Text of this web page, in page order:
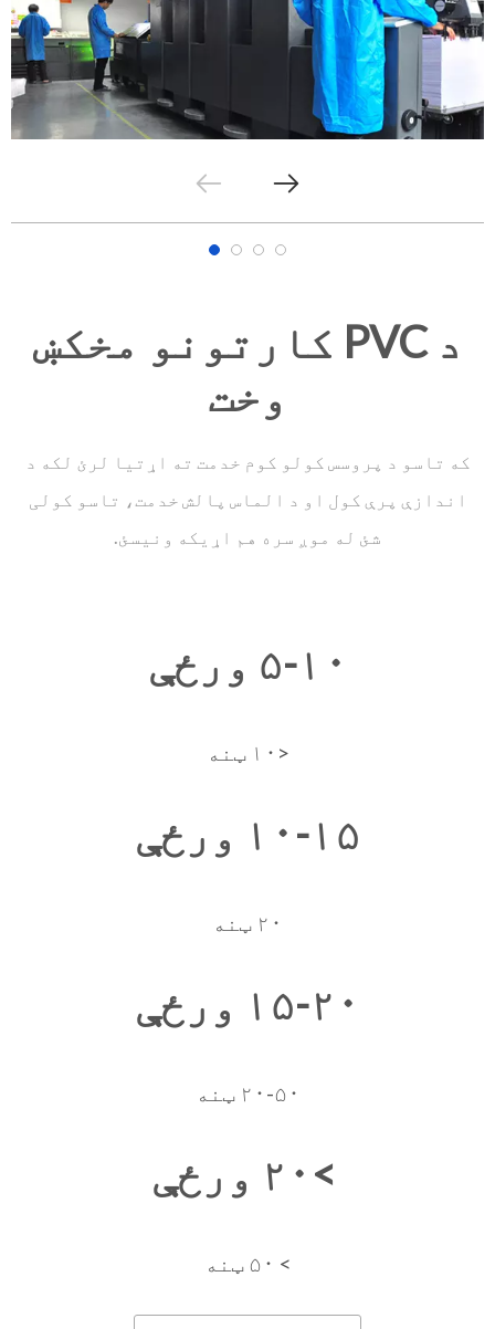
د PVC کارتونو مخکښ
وخت
که تاسو د پروسس کولو کوم خدمت ته اړتیا لرئ لکه د
اندازې پرې کول او د الماس پالش خدمت، تاسو کولی
شئ له موږ سره هم اړیکه ونیسئ.
۵-۱۰ ورځې
<۱۰ ټنه
۱۰-۱۵ ورځې
۲۰ ټنه
۱۵-۲۰ ورځې
۲۰-۵۰ ټنه
>۲۰ ورځې
> ۵۰ ټنه